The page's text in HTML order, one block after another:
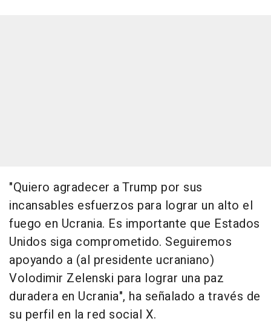
"Quiero agradecer a Trump por sus
incansables esfuerzos para lograr un alto el
fuego en Ucrania. Es importante que Estados
Unidos siga comprometido. Seguiremos
apoyando a (al presidente ucraniano)
Volodimir Zelenski para lograr una paz
duradera en Ucrania", ha señalado a través de
su perfil en la red social X.